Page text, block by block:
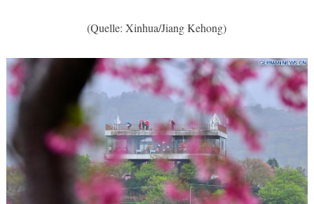
(Quelle: Xinhua/Jiang Kehong)